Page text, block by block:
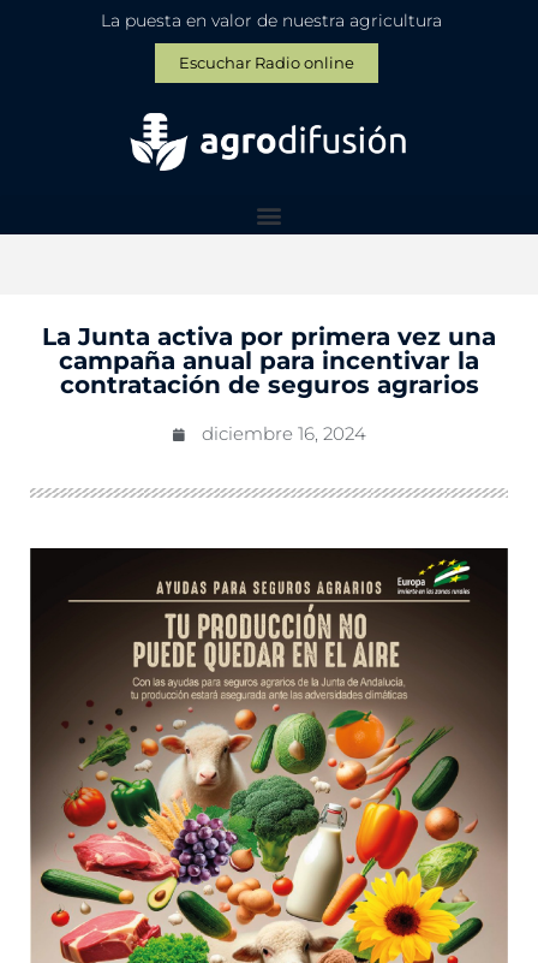
La puesta en valor de nuestra agricultura
Escuchar Radio online
La Junta activa por primera vez una
campaña anual para incentivar la
contratación de seguros agrarios
diciembre 16, 2024